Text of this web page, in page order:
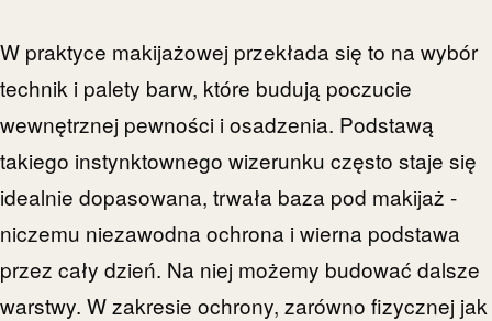
W praktyce makijażowej przekłada się to na wybór
technik i palety barw, które budują poczucie
wewnętrznej pewności i osadzenia. Podstawą
takiego instynktownego wizerunku często staje się
idealnie dopasowana, trwała baza pod makijaż -
niczemu niezawodna ochrona i wierna podstawa
przez cały dzień. Na niej możemy budować dalsze
warstwy. W zakresie ochrony, zarówno fizycznej jak